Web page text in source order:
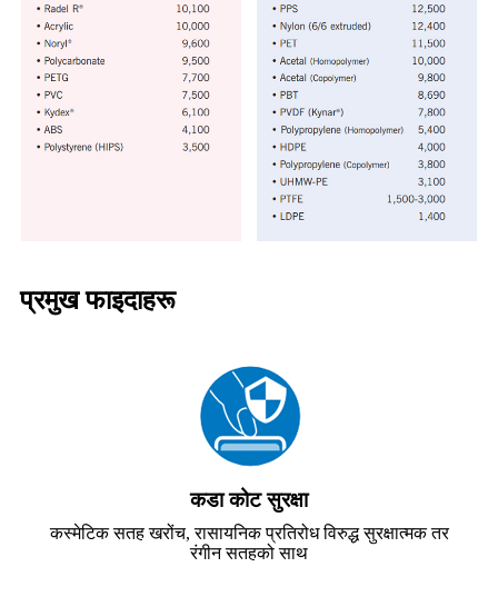
प्रमुख फाइदाहरू
कडा कोट सुरक्षा
कस्मेटिक सतह खरोंच, रासायनिक प्रतिरोध विरुद्ध सुरक्षात्मक तर
रंगीन सतहको साथ